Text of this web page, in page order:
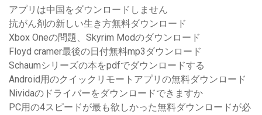
アプリは中国をダウンロードしません
抗がん剤の新しい生き方無料ダウンロード
Xbox Oneの問題、Skyrim Modのダウンロード
Floyd cramer最後の日付無料mp3ダウンロード
Schaumシリーズの本をpdfでダウンロードする
Android用のクイックリモートアプリの無料ダウンロード
Nividaのドライバーをダウンロードできますか
PC用の4スピードが最も欲しかった無料ダウンロードが必